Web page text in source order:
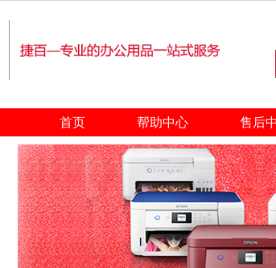
首页 帮助中心 售后